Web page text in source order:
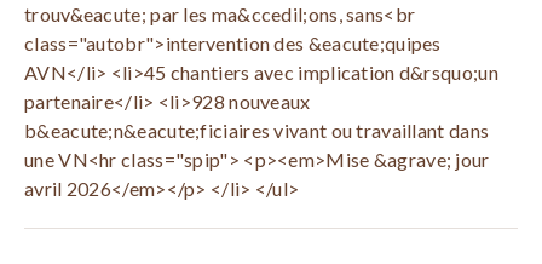
trouv&eacute; par les ma&ccedil;ons, sans<br
class="autobr">intervention des &eacute;quipes
AVN</li> <li>45 chantiers avec implication d&rsquo;un
partenaire</li> <li>928 nouveaux
b&eacute;n&eacute;ficiaires vivant ou travaillant dans
une VN<hr class="spip"> <p><em>Mise &agrave; jour
avril 2026</em></p> </li> </ul>